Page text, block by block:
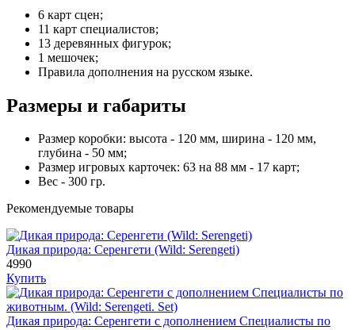
6 карт сцен;
11 карт специалистов;
13 деревянных фигурок;
1 мешочек;
Правила дополнения на русском языке.
Размеры и габариты
Размер коробки: высота - 120 мм, ширина - 120 мм,
глубина - 50 мм;
Размер игровых карточек: 63 на 88 мм - 17 карт;
Вес - 300 гр.
Рекомендуемые товары
Дикая природа: Серенгети (Wild: Serengeti)
4990
Купить
Дикая природа: Серенгети с дополнением Специалисты по